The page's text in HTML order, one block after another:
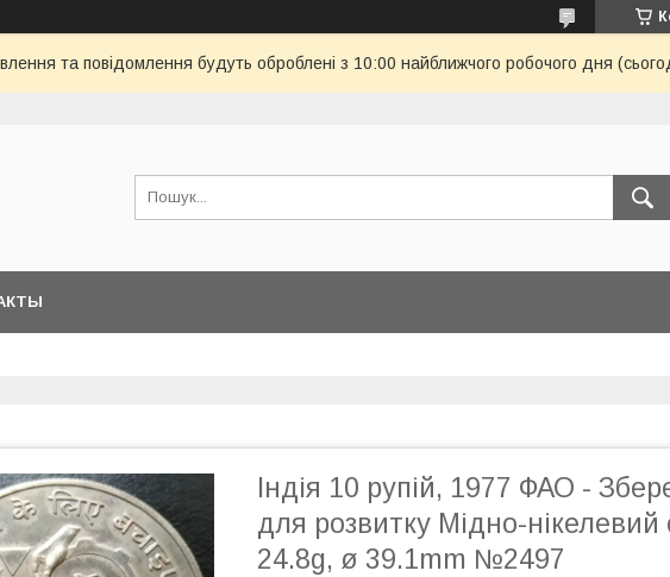
та повідомлення будуть оброблені з 10:00 найближчого робочого дня
Індія 10 рупій, 1977 ФАО -
для розвитку Мідно-нікелевий
24.8g, ø 39.1mm №2497